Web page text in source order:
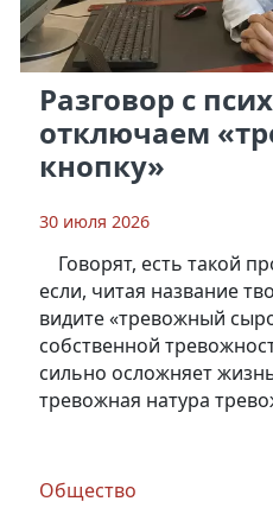
Разговор с
отключаем
кнопку»
30 июля 2026
Говорят, есть такой
если, читая название
видите «тревожный
собственной
сильно осложняет
тревожная натура
Общество